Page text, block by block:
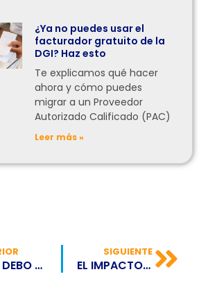
¿Ya no puedes usar el
facturador gratuito de la
DGI? Haz esto
Te explicamos qué hacer
ahora y cómo puedes
migrar a un Proveedor
Autorizado Calificado (PAC)
Leer más »
¿QUÉ DEBO HACER PARA SER EMISOR DE FACTURACIÓN ELECTRÓNICA EN PANAMÁ?
SIGUIENTE
EL IMPACTO DEL BURNOUT: ESTUDIO REVELA ALTOS NIVELES EN AMÉRICA LATINA